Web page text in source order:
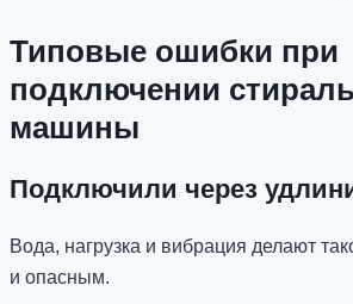
Типовые ошибки при
подключении
машины
Подключили через
Вода, нагрузка и вибрация делают
и опасным.